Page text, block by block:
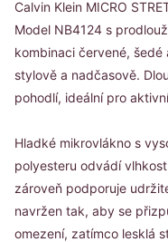
Calvin Klein MICRO
Model NB4124 s
kombinaci červené,
stylově a nadčasově.
pohodlí, ideální pro
Hladké mikrovlákno s
polyesteru odvádí
zároveň podporuje
navržen tak, aby se
omezení, zatímco lesklá